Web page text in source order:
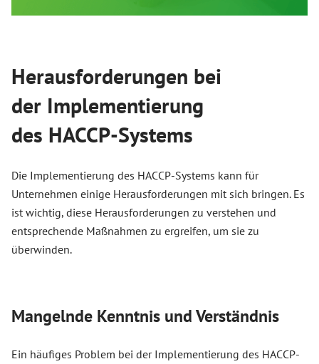
Herausforderungen bei
der Implementierung
des HACCP-Systems
Die Implementierung des HACCP-Systems kann für
Unternehmen einige Herausforderungen mit sich bringen. Es
ist wichtig, diese Herausforderungen zu verstehen und
entsprechende Maßnahmen zu ergreifen, um sie zu
überwinden.
Mangelnde Kenntnis und Verständnis
Ein häufiges Problem bei der Implementierung des HACCP-